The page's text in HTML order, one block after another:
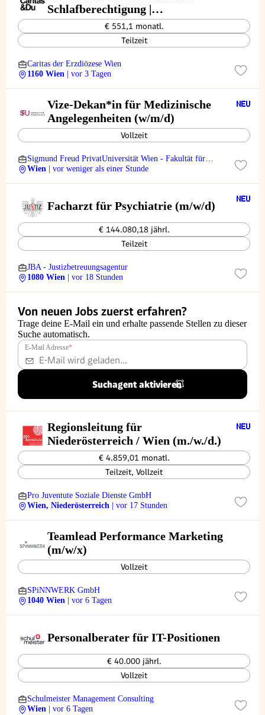
Schlafberechtigung |
Frauen*WohnZentrum
€ 551,1 monatl.
Teilzeit
Caritas der Erzdiözese Wien
1160 Wien
| vor 3 Tagen
Vize-Dekan*in für Medizinische
Angelegenheiten (w/m/d)
Vollzeit
Sigmund Freud PrivatUniversität Wien - Fakultät für
Medizin
Wien | vor weniger als einer Stunde
Facharzt für Psychiatrie (m/w/d)
€ 144.080,18 jährl.
Teilzeit
JBA - Justizbetreuungsagentur
1080 Wien
| vor 18 Stunden
Von neuen Jobs zuerst erfahren?
Trage deine E-Mail ein und erhalte passende Stellen zu dieser
Suche automatisch.
E-Mail Adresse*
Suchagent aktivieren
Regionsleitung für
Niederösterreich / Wien (m./w./d.)
€ 4.859,01 monatl.
Teilzeit, Vollzeit
Pro Juventute Soziale Dienste GmbH
Wien, Niederösterreich
| vor 17 Stunden
Teamlead Performance Marketing
(m/w/x)
Vollzeit
SPiNNWERK GmbH
1040 Wien
| vor 6 Tagen
Personalberater für IT-Positionen
€ 40.000 jährl.
Vollzeit
Schulmeister Management Consulting
Wien
| vor 6 Tagen